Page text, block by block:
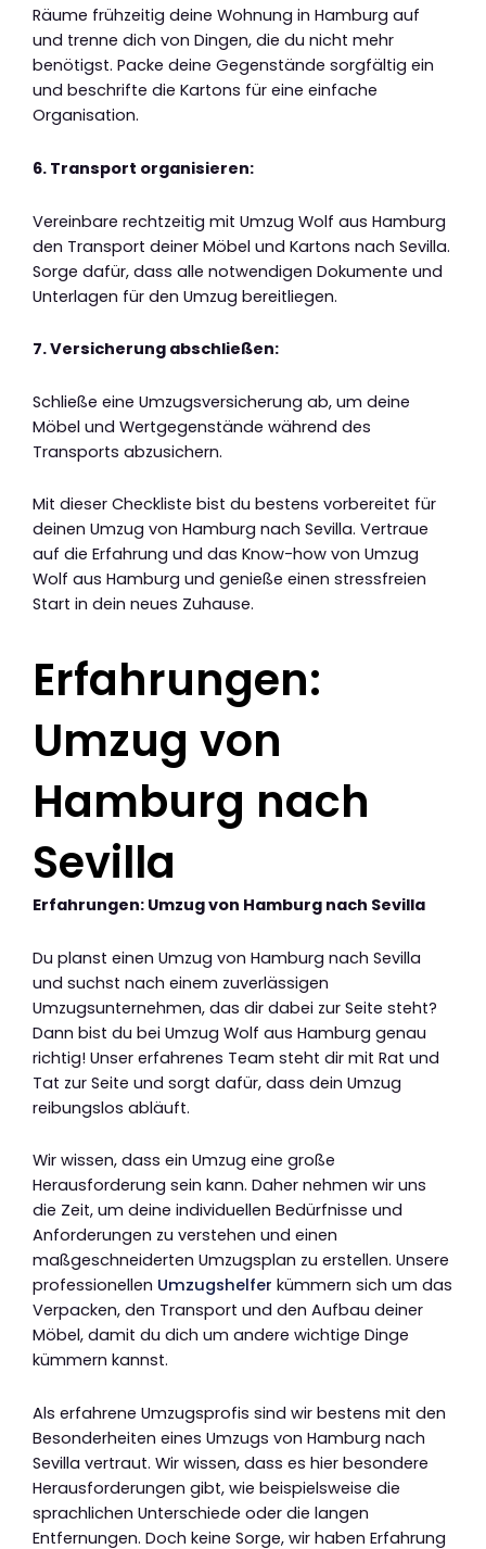
Räume frühzeitig deine Wohnung in Hamburg auf
und trenne dich von Dingen, die du nicht mehr
benötigst. Packe deine Gegenstände sorgfältig ein
und beschrifte die Kartons für eine einfache
Organisation.
6. Transport organisieren:
Vereinbare rechtzeitig mit Umzug Wolf aus Hamburg
den Transport deiner Möbel und Kartons nach Sevilla.
Sorge dafür, dass alle notwendigen Dokumente und
Unterlagen für den Umzug bereitliegen.
7. Versicherung abschließen:
Schließe eine Umzugsversicherung ab, um deine
Möbel und Wertgegenstände während des
Transports abzusichern.
Mit dieser Checkliste bist du bestens vorbereitet für
deinen Umzug von Hamburg nach Sevilla. Vertraue
auf die Erfahrung und das Know-how von Umzug
Wolf aus Hamburg und genieße einen stressfreien
Start in dein neues Zuhause.
Erfahrungen:
Umzug von
Hamburg nach
Sevilla
Erfahrungen: Umzug von Hamburg nach Sevilla
Du planst einen Umzug von Hamburg nach Sevilla
und suchst nach einem zuverlässigen
Umzugsunternehmen, das dir dabei zur Seite steht?
Dann bist du bei Umzug Wolf aus Hamburg genau
richtig! Unser erfahrenes Team steht dir mit Rat und
Tat zur Seite und sorgt dafür, dass dein Umzug
reibungslos abläuft.
Wir wissen, dass ein Umzug eine große
Herausforderung sein kann. Daher nehmen wir uns
die Zeit, um deine individuellen Bedürfnisse und
Anforderungen zu verstehen und einen
maßgeschneiderten Umzugsplan zu erstellen. Unsere
professionellen Umzugshelfer kümmern sich um das
Verpacken, den Transport und den Aufbau deiner
Möbel, damit du dich um andere wichtige Dinge
kümmern kannst.
Als erfahrene Umzugsprofis sind wir bestens mit den
Besonderheiten eines Umzugs von Hamburg nach
Sevilla vertraut. Wir wissen, dass es hier besondere
Herausforderungen gibt, wie beispielsweise die
sprachlichen Unterschiede oder die langen
Entfernungen. Doch keine Sorge, wir haben Erfahrung